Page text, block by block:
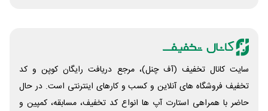
سایت کانال تخفیف (آف چنل)، مرجع دریافت رایگان کوپن و کد
تخفیف فروشگاه های آنلاین و کسب و‌ کارهای اینترنتی است. در حال
حاضر با همراهی استارت آپ ها انواع کد تخفیف، مسابقه، کمپین و